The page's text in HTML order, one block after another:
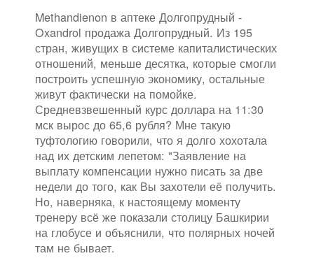
Methandienon в аптеке Долгопрудный -
Oxandrol продажа Долгопрудный. Из 195
стран, живущих в системе капиталистических
отношений, меньше десятка, которые смогли
построить успешную экономику, остальные
живут фактически на помойке.
Средневзвешенный курс доллара на 11:30
мск вырос до 65,6 рубля? Мне такую
туфтологию говорили, что я долго хохотала
над их детским лепетом: "Заявление на
выплату компенсации нужно писать за две
недели до того, как Вы захотели её получить.
Но, наверняка, к настоящему моменту
тренеру всё же показали столицу Башкирии
на глобусе и объяснили, что полярных ночей
там не бывает.